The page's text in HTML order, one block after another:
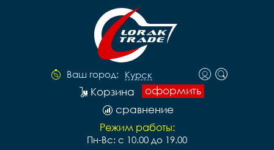
Ваш город: Курск
оформить
Корзина
сравнение
Режим работы:
Пн-Вс: с 10.00 до 19.00